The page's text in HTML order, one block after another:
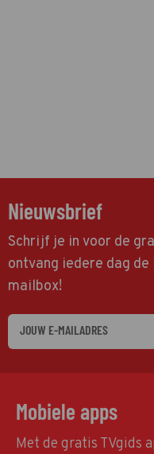
Nieuwsbrief
Schrijf je in voor de
ontvang iedere dag
mailbox!
Mobiele apps
Met de gratis TVgids